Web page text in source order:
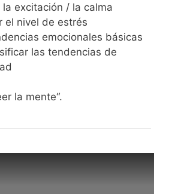
la excitación / la calma
el nivel de estrés
emocionales básicas
las tendencias de
la mente“.